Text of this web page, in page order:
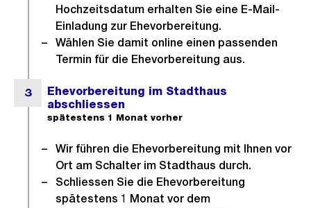
t
Hochzeitsdatum erhalten Sie eine E-Mail-
Einladung zur Ehevorbereitung.
Wählen Sie damit online einen passenden
Termin für die Ehevorbereitung aus.
Wir führen die Ehevorbereitung mit Ihnen vor
Ort am Schalter im Stadthaus durch.
Schliessen Sie die Ehevorbereitung
spätestens 1 Monat vor dem